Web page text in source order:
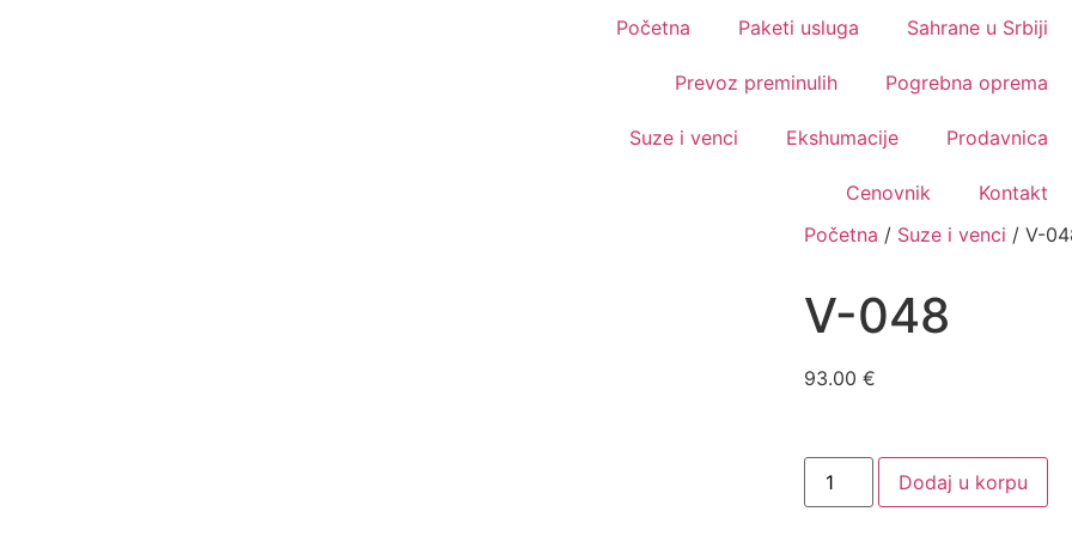
Početna Paketi usluga Sahrane u Srbiji
Prevoz preminulih Pogrebna oprema
Suze i venci Ekshumacije Prodavnica
Cenovnik
Kontakt
Početna / Suze i venci / V-
V-048
93.00 €
Dodaj u korpu